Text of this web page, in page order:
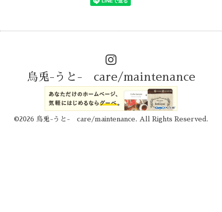
烏兎-うと- care/maintenance
©2026 烏兎-うと- care/maintenance . All Rights Reserved.